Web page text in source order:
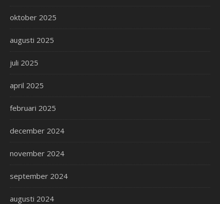
oktober 2025
augusti 2025
juli 2025
april 2025
februari 2025
december 2024
november 2024
september 2024
augusti 2024